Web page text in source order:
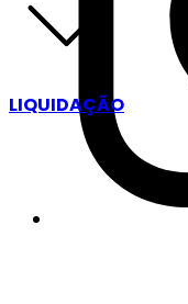
LIQUIDAÇÃO